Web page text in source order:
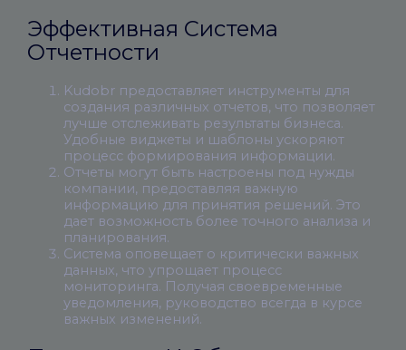
Эффективная Система
Отчетности
Kudobr предоставляет инструменты для
создания различных отчетов, что позволяет
лучше отслеживать результаты бизнеса.
Удобные виджеты и шаблоны ускоряют
процесс формирования информации.
Отчеты могут быть настроены под нужды
компании, предоставляя важную
информацию для принятия решений. Это
дает возможность более точного анализа и
планирования.
Система оповещает о критически важных
данных, что упрощает процесс
мониторинга. Получая своевременные
уведомления, руководство всегда в курсе
важных изменений.